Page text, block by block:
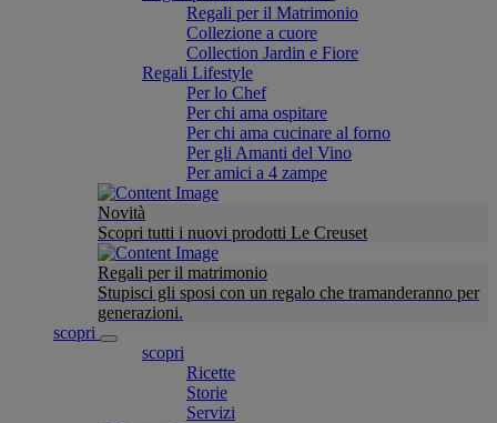
Regali per il Matrimonio
Collezione a cuore
Collection Jardin e Fiore
Regali Lifestyle
Per lo Chef
Per chi ama ospitare
Per chi ama cucinare al forno
Per gli Amanti del Vino
Per amici a 4 zampe
Novità
Scopri tutti i nuovi prodotti Le Creuset
Regali per il matrimonio
Stupisci gli sposi con un regalo che tramanderanno per
generazioni.
scopri
scopri
Ricette
Storie
Servizi